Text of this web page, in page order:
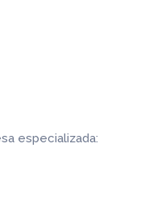
especializada: